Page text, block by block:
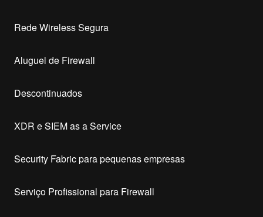
Rede Wireless Segura
Aluguel de Firewall
Descontinuados
XDR e SIEM as a Service
Security Fabric para pequenas empresas
Serviço Profissional para Firewall